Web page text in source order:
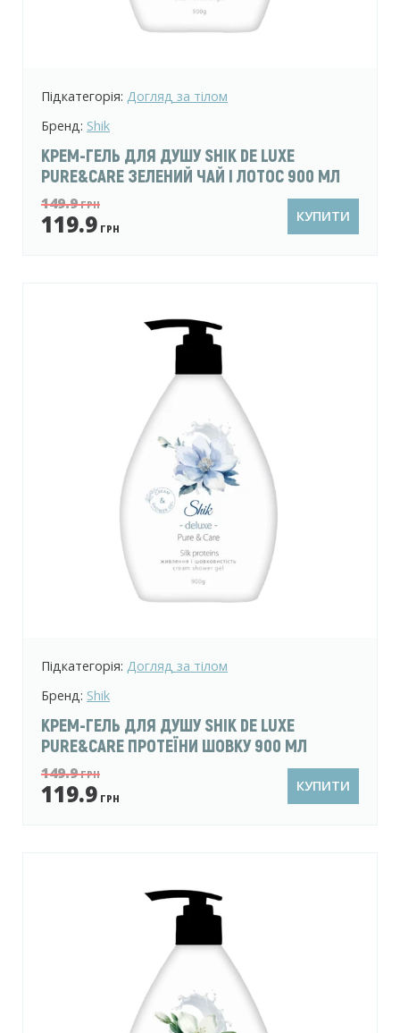
Підкатегорія: Догляд за тілом
Бренд: Shik
КРЕМ-ГЕЛЬ ДЛЯ ДУШУ SHIK DE LUXE
PURE&CARE ЗЕЛЕНИЙ ЧАЙ І ЛОТОС 900 МЛ
149.9ГРН
119.9 ГРН
КУПИТИ
Підкатегорія: Догляд за тілом
Бренд: Shik
КРЕМ-ГЕЛЬ ДЛЯ ДУШУ SHIK DE LUXE
PURE&CARE ПРОТЕЇНИ ШОВКУ 900 МЛ
149.9ГРН
119.9 ГРН
КУПИТИ